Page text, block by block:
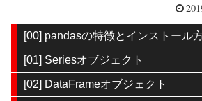
[00] pandasの特徴とインストール
[01] Seriesオブジェクト
[02] DataFrameオブジェクト